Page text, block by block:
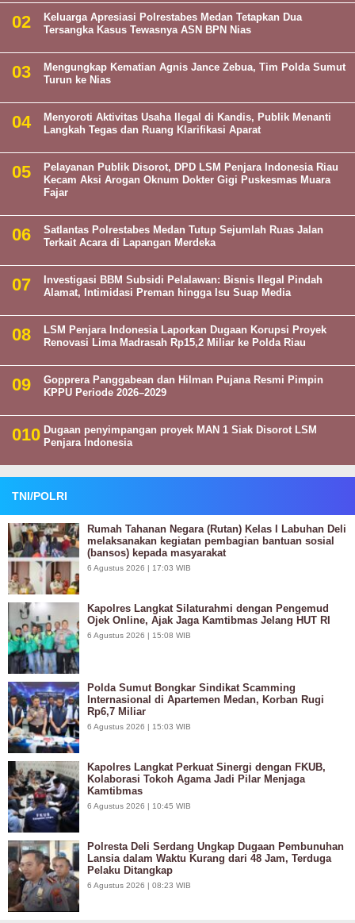
Keluarga Apresiasi Polrestabes Medan Tetapkan Dua
Tersangka Kasus Tewasnya ASN BPN Nias
Mengungkap Kematian Agnis Jance Zebua, Tim Polda Sumut
Turun ke Nias
Menyoroti Aktivitas Usaha Ilegal di Kandis, Publik Menanti
Langkah Tegas dan Ruang Klarifikasi Aparat
Pelayanan Publik Disorot, DPD LSM Penjara Indonesia Riau
Kecam Aksi Arogan Oknum Dokter Gigi Puskesmas Muara
Fajar
Satlantas Polrestabes Medan Tutup Sejumlah Ruas Jalan
Terkait Acara di Lapangan Merdeka
Investigasi BBM Subsidi Pelalawan: Bisnis Ilegal Pindah
Alamat, Intimidasi Preman hingga Isu Suap Media
LSM Penjara Indonesia Laporkan Dugaan Korupsi Proyek
Renovasi Lima Madrasah Rp15,2 Miliar ke Polda Riau
Gopprera Panggabean dan Hilman Pujana Resmi Pimpin
KPPU Periode 2026–2029
Dugaan penyimpangan proyek MAN 1 Siak Disorot LSM
Penjara Indonesia
TNI/POLRI
Rumah Tahanan Negara (Rutan) Kelas I Labuhan Deli
melaksanakan kegiatan pembagian bantuan sosial
(bansos) kepada masyarakat
6 Agustus 2026 | 17:03 WIB
Kapolres Langkat Silaturahmi dengan Pengemud
Ojek Online, Ajak Jaga Kamtibmas Jelang HUT RI
6 Agustus 2026 | 15:08 WIB
Polda Sumut Bongkar Sindikat Scamming
Internasional di Apartemen Medan, Korban Rugi
Rp6,7 Miliar
6 Agustus 2026 | 15:03 WIB
Kapolres Langkat Perkuat Sinergi dengan FKUB,
Kolaborasi Tokoh Agama Jadi Pilar Menjaga
Kamtibmas
6 Agustus 2026 | 10:45 WIB
Polresta Deli Serdang Ungkap Dugaan Pembunuhan
Lansia dalam Waktu Kurang dari 48 Jam, Terduga
Pelaku Ditangkap
6 Agustus 2026 | 08:23 WIB